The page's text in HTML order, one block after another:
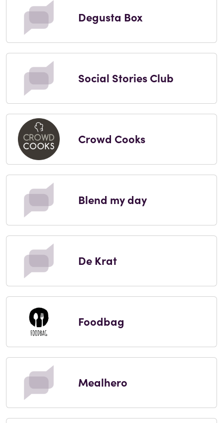
Degusta Box
Social Stories Club
Crowd Cooks
Blend my day
De Krat
Foodbag
Mealhero